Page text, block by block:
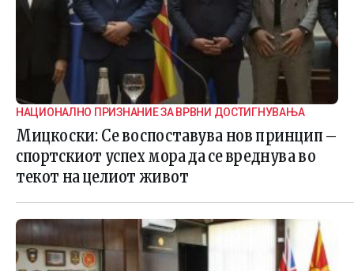
НАЦИОНАЛНО ПРИЗНАНИЕ ЗА ВРВНИ ДОСТИГНУВАЊА
Мицкоски: Се воспоставува нов принцип –
спортскиот успех мора да се вреднува во
текот на целиот живот